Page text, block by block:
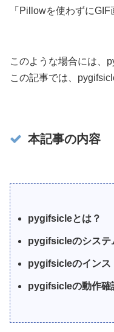
「Pillowを使わずに
このような場合には、
この記事では、
本記事の内容
pygifsicleとは？
pygifsicleのシステ
pygifsicleのインス
pygifsicleの動作確